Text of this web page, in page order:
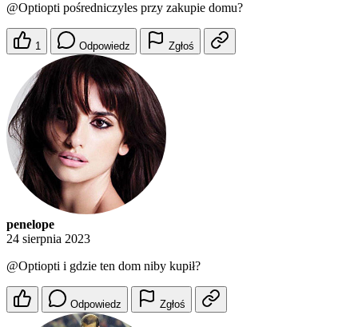
@Optiopti pośredniczyles przy zakupie domu?
1 Odpowiedz Zgłoś
penelope
24 sierpnia 2023
@Optiopti i gdzie ten dom niby kupił?
Odpowiedz Zgłoś